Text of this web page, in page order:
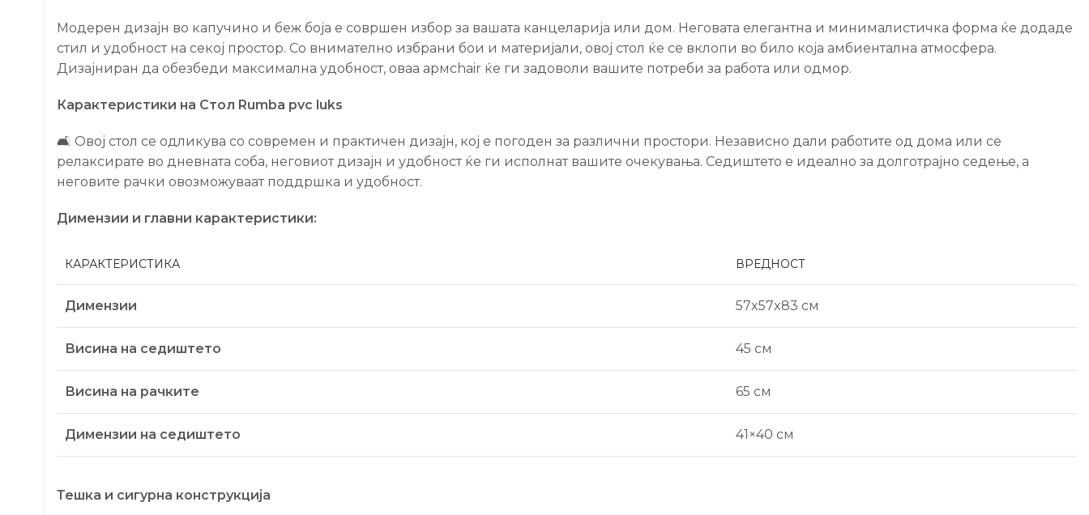
Mодерен дизајн во капучино и беж боја е совршен избор за вашата канцеларија или дом. Неговата елегантна и минималистичка форма ќе додаде
стил и удобност на секој простор. Со внимателно избрани бои и материјали, овој стол ќе се вклопи во било која амбиентална атмосфера.
Дизајниран да обезбеди максимална удобност, оваа армchair ќе ги задоволи вашите потреби за работа или одмор.
Карактеристики на Стол Rumba pvc luks
🛋️ Овој стол се одликува со современ и практичен дизајн, кој е погоден за различни простори. Независно дали работите од дома или се
релаксирате во дневната соба, неговиот дизајн и удобност ќе ги исполнат вашите очекувања. Седиштето е идеално за долготрајно седење, а
неговите рачки овозможуваат поддршка и удобност.
Димензии и главни карактеристики:
КАРАКТЕРИСТИКА ВРЕДНОСТ
Димензии 57x57x83 см
Висина на седиштето 45 см
Висина на рачките 65 см
Димензии на седиштето 41×40 см
Тешка и сигурна конструкција